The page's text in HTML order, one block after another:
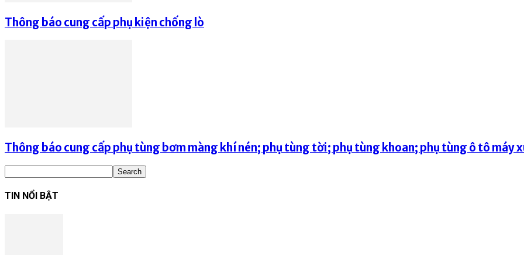
Thông báo cung cấp phụ kiện chống lò
Thông báo cung cấp phụ tùng bơm màng khí nén; phụ tùng tời; phụ tùng khoan; phụ tùng ô tô máy
TIN NỔI BẬT